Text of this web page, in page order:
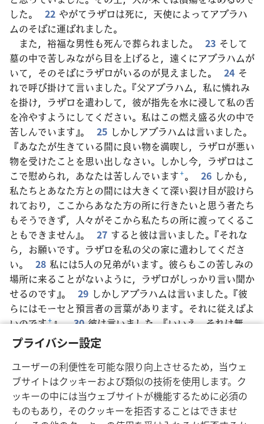
プライバシー設定
ユーザーの利便性を可能な限り向上させるため，当ウェ
ブサイトはクッキーおよび類似の技術を使用します。ク
ッキーの中には当ウェブサイトが機能するために必須の
ものもあり，そのクッキーを拒否することはできませ
した。
22 やがてラザロは死に，天使によってアブラハ
ムのそばに運ばれました。
また，裕福な男性も死んで葬られました。
23 そして
墓の中で苦しみながら目を上げると，遠くにアブラハムが
いて，そのそばにラザロがいるのが見えました。
24 そ
れで呼び掛けて言いました。『父アブラハム，私に憐れみ
を掛け，ラザロを遣わして，彼が指先を水に浸して私の舌
を冷やすようにしてください。私はこの燃え盛る火の中で
苦しんでいます』。
25 しかしアブラハムは言いました。
『あなたが生きている間に良い物を満喫し，ラザロが悪い
物を受けたことを思い出しなさい。しかし今，ラザロはこ
こで慰められ，あなたは苦しんでいます+。 26 しかも，
私たちとあなた方との間には大きくて深い裂け目が設けら
れており，ここからあなた方の所に行きたいと思う者たち
もそうできず，人々がそこから私たちの所に渡ってくるこ
ともできません』。
27 すると彼は言いました。『それな
ら，お願いです。ラザロを私の父の家に遣わしてくださ
い。
28 私には5人の兄弟がいます。彼らもこの苦しみの
場所に来ることがないように，ラザロがしっかり言い聞か
せるのです』。
29 しかしアブラハムは言いました。『彼
らにはモーセと預言者の言葉があります。それに従えばよ
いのです+』。30彼は言いました。『いいえ，それは無
理です，父アブラハム。でも誰かが生き返って行けば，彼
らは悔い改めます』。
た。『モーセや預言者の言葉に従わないなら+，誰かが生
き返っても，やはり説得されないでしょう』」。